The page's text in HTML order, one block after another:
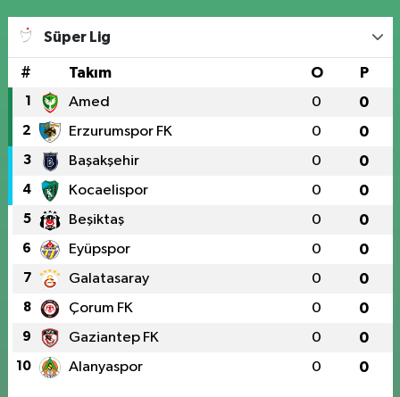
Süper Lig
# Takım O P
1 Amed 0 0
2 Erzurumspor FK 0 0
3 Başakşehir 0 0
4 Kocaelispor 0 0
5 Beşiktaş 0 0
6 Eyüpspor 0 0
7 Galatasaray 0 0
8 Çorum FK 0 0
9 Gaziantep FK 0 0
10 Alanyaspor 0 0